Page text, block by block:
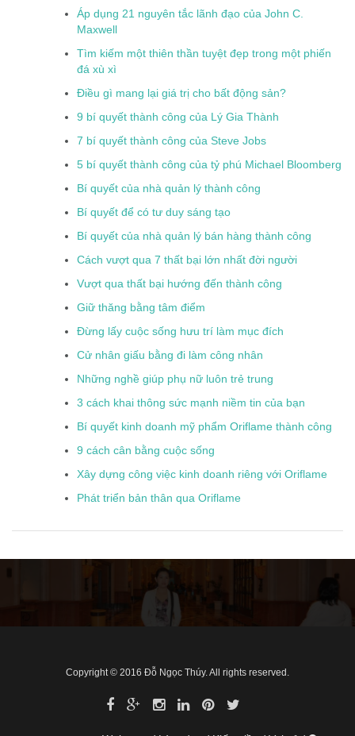
Áp dụng 21 nguyên tắc lãnh đạo của John C.
Maxwell
Tìm kiếm một thiên thần tuyệt đẹp trong một phiến
đá xù xì
Điều gì mang lại giá trị cho bất động sản?
9 bí quyết thành công của Lý Gia Thành
7 bí quyết thành công của Steve Jobs
5 bí quyết thành công của tỷ phú Michael Bloomberg
Bí quyết của nhà quản lý thành công
Bí quyết để có tư duy sáng tạo
Bí quyết của nhà quản lý bán hàng thành công
Cách vượt qua 7 thất bại lớn nhất đời người
Vượt qua thất bại hướng đến thành công
Giữ thăng bằng tâm điểm
Đừng lấy cuộc sống hưu trí làm mục đích
Cử nhân giấu bằng đi làm công nhân
Những nghề giúp phụ nữ luôn trẻ trung
3 cách khai thông sức mạnh niềm tin của bạn
Bí quyết kinh doanh mỹ phẩm Oriflame thành công
9 cách cân bằng cuộc sống
Xây dựng công việc kinh doanh riêng với Oriflame
Phát triển bản thân qua Oriflame
Copyright © 2016 Đỗ Ngọc Thúy. All rights reserved.